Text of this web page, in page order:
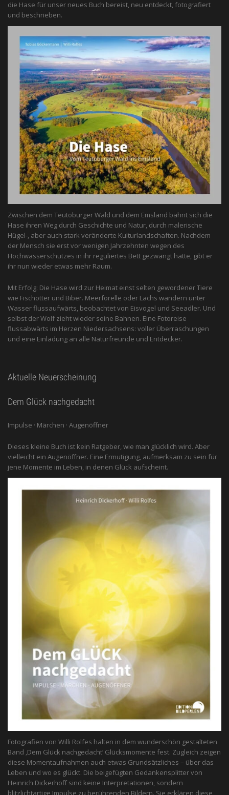
die Hase für unser neues Buch bereist, neu entdeckt, fotografiert
und beschrieben.
Zwischen dem Teutoburger Wald und dem Emsland bahnt sich die
Hase ihren Weg durch Geschichte und Natur, durch malerische
Hügel-, aber auch stark veränderte Kulturlandschaften. Nachdem
der Mensch sie erst vor wenigen Jahrzehnten wegen des
Hochwasserschutzes in ihr reguliertes Bett gezwängt hatte, gibt er
ihr nun wieder etwas mehr Raum.
Mit Erfolg: Die Hase wird zur Heimat einst selten gewordener Tiere
wie Fischotter und Biber. Meerforelle oder Lachs wandern unter
Wasser flussaufwärts, beobachtet von Eis­vogel und See­adler. Und
selbst der Wolf zieht wieder seine Bahnen. Eine Fotoreise
flussabwärts im Herzen Niedersachsens: voller Überraschungen
und eine Einladung an alle ­Naturfreunde und Entdecker.
Aktuelle Neuerscheinung
Dem Glück nachgedacht
Impulse · Märchen · Augenöffner
Dieses kleine Buch ist kein Ratgeber, wie man glücklich wird. Aber
vielleicht ein Augenöffner. Eine Ermutigung, aufmerksam zu sein für
jene Momente im Leben, in denen Glück aufscheint.
Fotografien von Willi Rolfes halten in dem wunderschön gestalteten
Band ‚Dem Glück nachgedacht‘ Glücksmomente fest. Zugleich zeigen
diese Momentaufnahmen auch etwas Grundsätzliches – über das
Leben und wo es glückt. Die beigefügten Gedankensplitter von
Heinrich Dickerhoff sind keine Interpretationen, sondern
blitzlichtartige Impulse zu berührenden Bildern. Sie erklären diese